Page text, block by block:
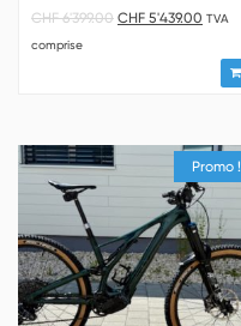
CHF6'399.00 CHF 5'439.00 TVA
comprise
Promo !